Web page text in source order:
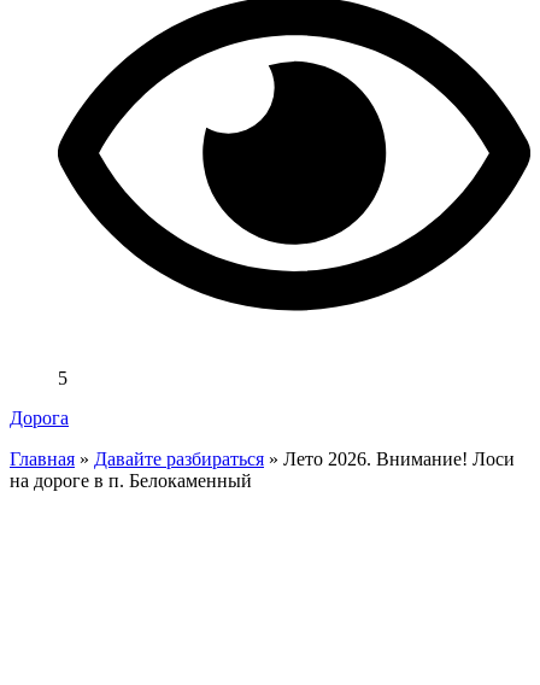
5
Дорога
Главная » Давайте разбираться » Лето 2026. Внимание! Лоси
на дороге в п. Белокаменный